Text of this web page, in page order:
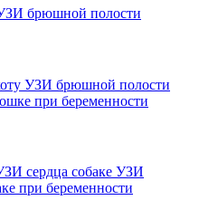
брюшной полости
УЗИ брюшной полости
при беременности
сердца собаке УЗИ
при беременности